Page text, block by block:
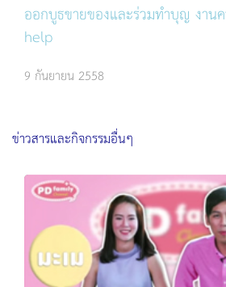
ออกบูธขายของและร่วมทำบุญ งา
help
9 กันยายน 2558
ข่าวสารและกิจกรรมอื่นๆ